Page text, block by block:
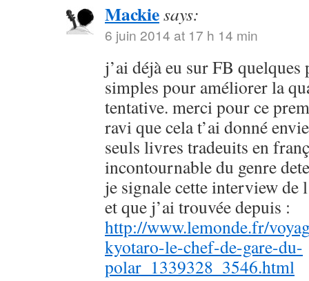
Mackiesays:
6 juin 2014 at 17 h 14 min
j’ai déjà eu sur FB quelques
simples pour améliorer la
tentative. merci pour ce
ravi que cela t’ai donné
seuls livres tradeuits en
incontournable du genre
je signale cette interview de
et que j’ai trouvée depuis :
http://www.lemonde.fr/
kyotaro-le-chef-de-gare-du-
polar_1339328_3546.html